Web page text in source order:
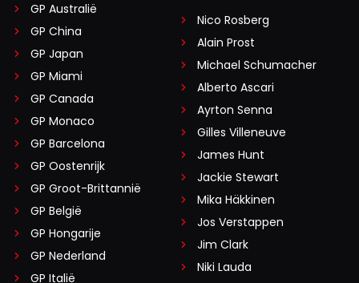
GP Australië
GP China
GP Japan
GP Miami
GP Canada
GP Monaco
GP Barcelona
GP Oostenrijk
GP Groot-Brittannië
GP België
GP Hongarije
GP Nederland
GP Italië
Nico Rosberg
Alain Prost
Michael Schumacher
Alberto Ascari
Ayrton Senna
Gilles Villeneuve
James Hunt
Jackie Stewart
Mika Häkkinen
Jos Verstappen
Jim Clark
Niki Lauda